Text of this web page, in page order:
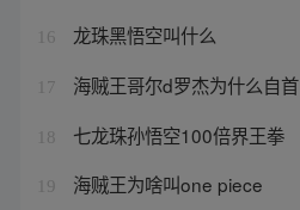
16 龙珠黑悟空叫什么
17 海贼王哥尔d罗杰为什么自首
18 七龙珠孙悟空100倍界王拳
19 海贼王为啥叫one piece